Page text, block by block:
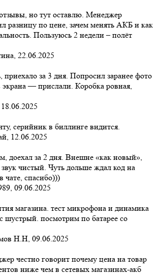
но тут оставлю. Менеджер
разницу по цене, зачем менять АКБ и как
Пользуюсь 2 недели – полёт
, 22.06.2025
за 3 дня. Попросил заранее фото
экрана — прислали. Коробка ровная,
18.06.2025
серийник в биллинге видится.
, 12.06.2025
доехал за 2 дня. Внешне «как новый»,
чистый. Чуть дольше ждал код на
чате, спасибо)))
, 09.06.2025
магазина. тест микрофона и динамика
шустрый. посмотрим по батарее со
Н.Н, 09.06.2025
честно говорит почему цена на товар
ниже чем в сетевых магазинах-акб